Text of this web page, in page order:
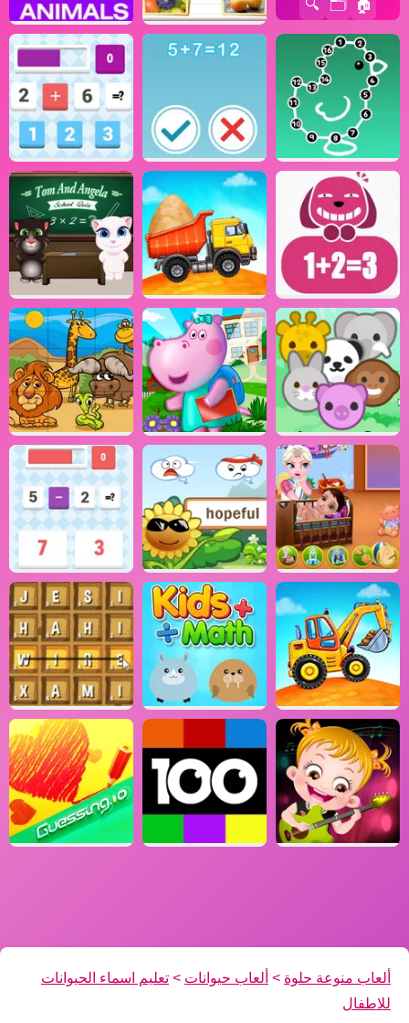
🏠
🗂️
🔍
ألعاب منوعة حلوة > ألعاب حيوانات > تعليم اسماء الحيوانات
للاطفال